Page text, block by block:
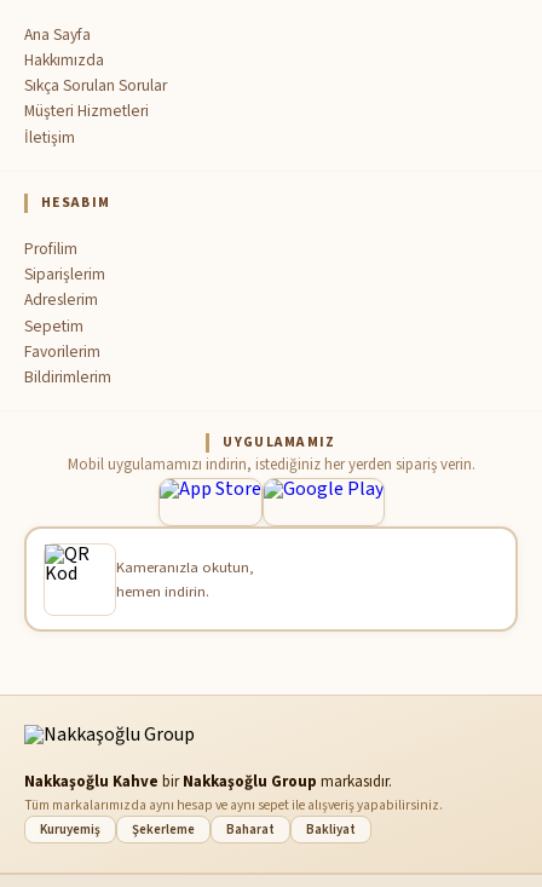
Ana Sayfa
Hakkımızda
Sıkça Sorulan Sorular
Müşteri Hizmetleri
İletişim
HESABIM
Profilim
Siparişlerim
Adreslerim
Sepetim
Favorilerim
Bildirimlerim
UYGULAMAMIZ
Mobil uygulamamızı indirin, istediğiniz her yerden sipariş verin.
Kameranızla okutun,
hemen indirin.
Nakkaşoğlu Kahve bir Nakkaşoğlu Group markasıdır.
Tüm markalarımızda aynı hesap ve aynı sepet ile alışveriş yapabilirsiniz.
Kuruyemiş Şekerleme Baharat Bakliyat